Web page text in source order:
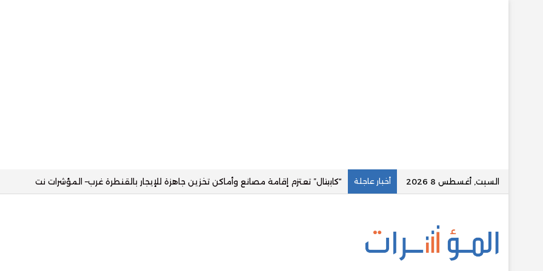
السبت, أغسطس 8 2026 أخبار عاجلة عاجل.. تعيين شريف مدحت رئيسا لقطاع الاتصال المؤسسي بالمصرف المتحد– المؤشرات نت